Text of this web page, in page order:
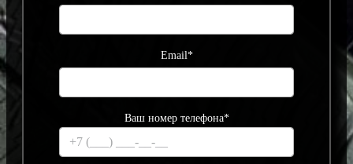
Email*
Ваш номер телефона*